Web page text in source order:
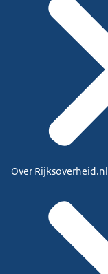
Over Rijksoverheid.nl